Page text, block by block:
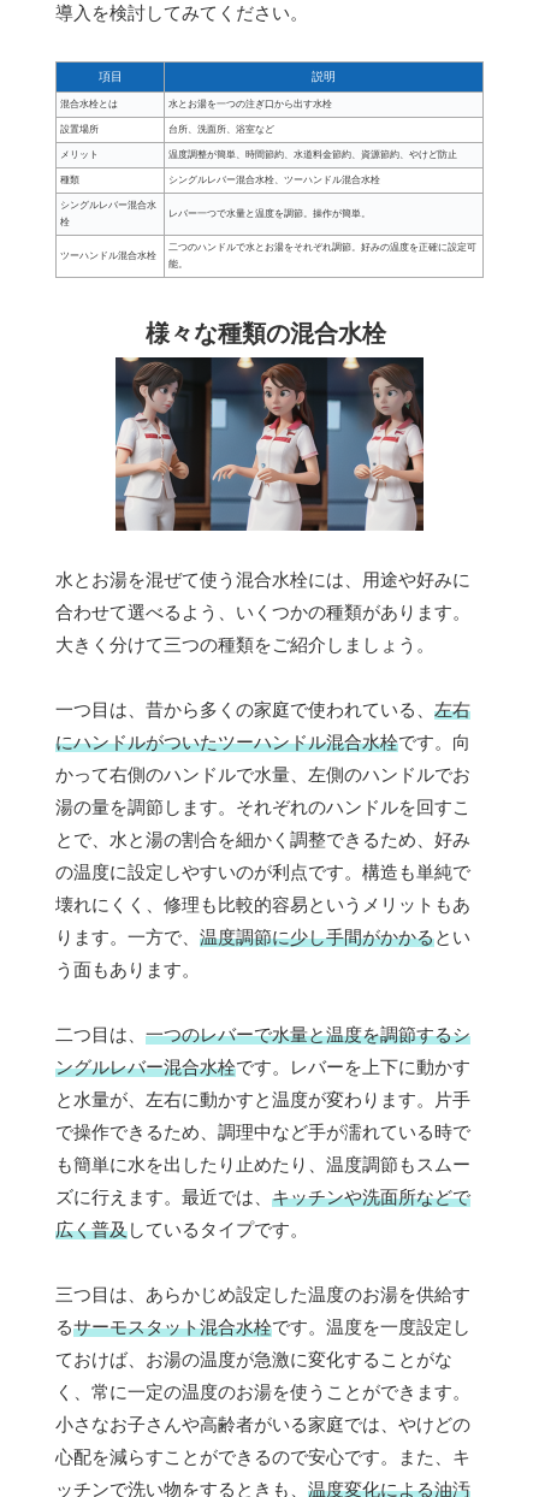
導入を検討してみてください。
項目 説明
混合水栓とは 水とお湯を一つの注ぎ口から出す水栓
設置場所 台所、洗面所、浴室など
メリット 温度調整が簡単、時間節約、水道料金節約、資源節約、やけど防止
種類 シングルレバー混合水栓、ツーハンドル混合水栓
シングルレバー混合水
栓
レバー一つで水量と温度を調節。操作が簡単。
ツーハンドル混合水栓
二つのハンドルで水とお湯をそれぞれ調節。好みの温度を正確に設定可
能。
様々な種類の混合水栓
水とお湯を混ぜて使う混合水栓には、用途や好みに
合わせて選べるよう、いくつかの種類があります。
大きく分けて三つの種類をご紹介しましょう。
一つ目は、昔から多くの家庭で使われている、 左右
にハンドルがついたツーハンドル混合水栓です。向
かって右側のハンドルで水量、左側のハンドルでお
湯の量を調節します。それぞれのハンドルを回すこ
とで、水と湯の割合を細かく調整できるため、好み
の温度に設定しやすいのが利点です。構造も単純で
壊れにくく、修理も比較的容易というメリットもあ
ります。一方で、 温度調節に少し手間がかかるとい
う面もあります。
二つ目は、 一つのレバーで水量と温度を調節するシ
ングルレバー混合水栓です。レバーを上下に動かす
と水量が、左右に動かすと温度が変わります。片手
で操作できるため、調理中など手が濡れている時で
も簡単に水を出したり止めたり、温度調節もスムー
ズに行えます。最近では、 キッチンや洗面所などで
広く普及しているタイプです。
三つ目は、あらかじめ設定した温度のお湯を供給す
るサーモスタット混合水栓です。温度を一度設定し
ておけば、お湯の温度が急激に変化することがな
く、常に一定の温度のお湯を使うことができます。
小さなお子さんや高齢者がいる家庭では、やけどの
心配を減らすことができるので安心です。また、キ
ッチンで洗い物をするときも、 温度変化による油汚